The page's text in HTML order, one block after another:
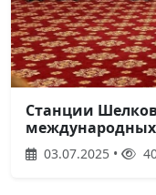
Станции
международных
03.07.2025 •